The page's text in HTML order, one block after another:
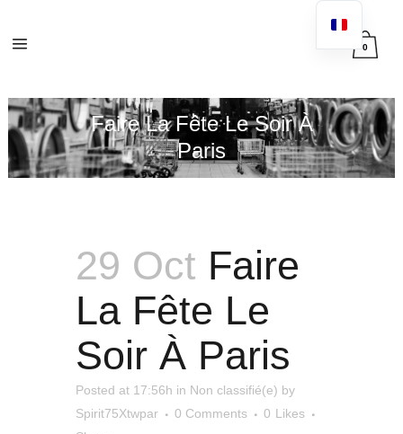
0
Faire La Fête Le Soir À
Paris
29 Oct Faire
La Fête Le
Soir À Paris
Posted at 17:56h in Non classifié(e) by
Spirit75Xtwpar
0 Comments 0 Likes